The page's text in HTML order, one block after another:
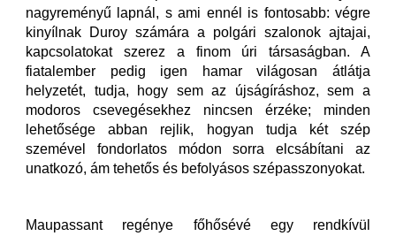
nagyreményű lapnál, s ami ennél is fontosabb: végre
kinyílnak Duroy számára a polgári szalonok ajtajai,
kapcsolatokat szerez a finom úri társaságban. A
fiatalember pedig igen hamar világosan átlátja
helyzetét, tudja, hogy sem az újságíráshoz, sem a
modoros csevegésekhez nincsen érzéke; minden
lehetősége abban rejlik, hogyan tudja két szép
szemével fondorlatos módon sorra elcsábítani az
unatkozó, ám tehetős és befolyásos szépasszonyokat.
Maupassant regénye főhősévé egy rendkívül